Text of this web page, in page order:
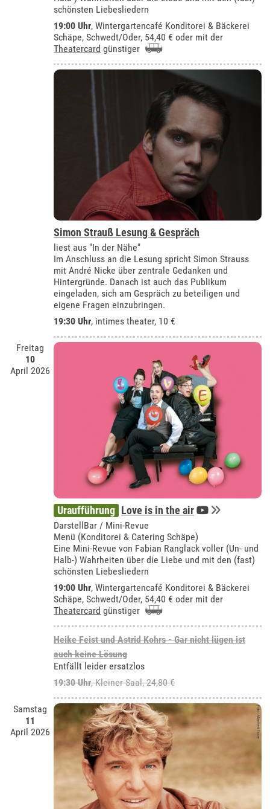
schönsten Liebesliedern
19:00 Uhr,Wintergartencafé Konditorei & Bäckerei
Schäpe, Schwedt/Oder, 54,40 € oder mit der
Theatercard günstiger
Simon Strauß Lesung & Gespräch
liest aus "In der Nähe"
Im Anschluss an die Lesung spricht Simon Strauss
mit André Nicke über zentrale Gedanken und
Hintergründe. Danach ist auch das Publikum
eingeladen, sich am Gespräch zu beteiligen und
eigene Fragen einzubringen.
19:30 Uhr, intimes theater, 10 €
Freitag
10
April 2026
Uraufführung Love is in the air
DarstellBar / Mini-Revue
Menü (Konditorei & Catering Schäpe)
Eine Mini-Revue von Fabian Ranglack voller (Un- und
Halb-) Wahrheiten über die Liebe und mit den (fast)
schönsten Liebesliedern
19:00 Uhr,Wintergartencafé Konditorei & Bäckerei
Schäpe, Schwedt/Oder, 54,40 € oder mit der
Theatercard günstiger
Heike Feist und Astrid Kohrs - Gar nicht lügen ist
auch keine Lösung
Entfällt leider ersatzlos
19:30 Uhr,Kleiner Saal, 24,80 €
Samstag
11
April 2026